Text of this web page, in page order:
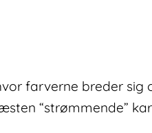
farver
antal
farverne breder sig
“strømmende”